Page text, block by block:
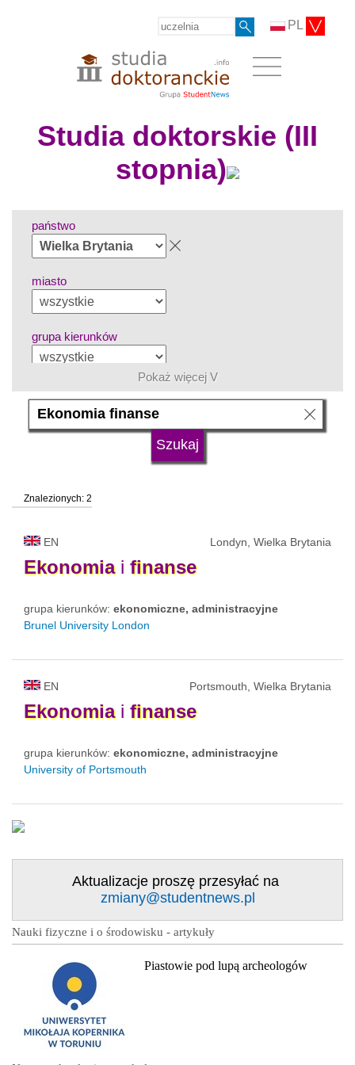
PL
Studia doktorskie (III
stopnia)
państwo
miasto
grupa kierunków
język
status uczelni
Pokaż więcej V
Znalezionych: 2
EN Londyn, Wielka Brytania
Ekonomiai finanse
grupa kierunków: ekonomiczne, administracyjne
Brunel University London
EN Portsmouth, Wielka Brytania
Ekonomiai finanse
grupa kierunków: ekonomiczne, administracyjne
University of Portsmouth
Aktualizacje proszę przesyłać na
zmiany@studentnews.pl
Nauki fizyczne i o środowisku - artykuły
Piastowie pod lupą archeologów